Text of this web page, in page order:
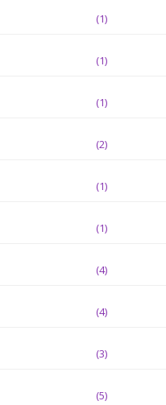
(1)
(1)
(1)
(2)
(1)
(1)
(4)
(4)
(3)
(5)